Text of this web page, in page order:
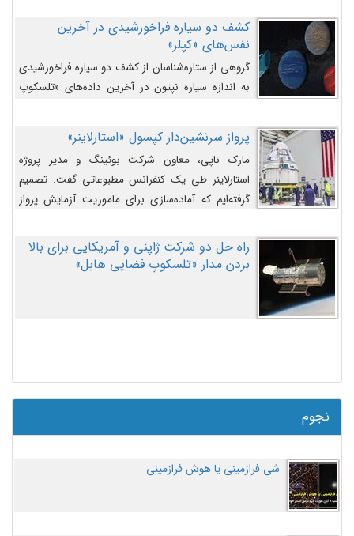
کشف دو سیاره فراخورشیدی در آخرین
نفس‌های «کپلر»
گروهی از ستاره‌شناسان از کشف دو سیاره فراخورشیدی
به اندازه سیاره نپتون در آخرین داده‌های «تلسکوپ
پرواز سرنشین‌دار کپسول «استارلاینر»
مارک ناپی، معاون شرکت بوئینگ و مدیر پروژه
استارلاینر طی یک کنفرانس مطبوعاتی گفت: تصمیم
گرفته‌ایم که آماده‌سازی برای ماموریت آزمایش پرواز
اصلاح کنیم.
راه حل دو شرکت ژاپنی و آمریکایی برای بالا
بردن مدار «تلسکوپ فضایی هابل»
نجوم
شی فرازمینی یا هوش فرازمینی